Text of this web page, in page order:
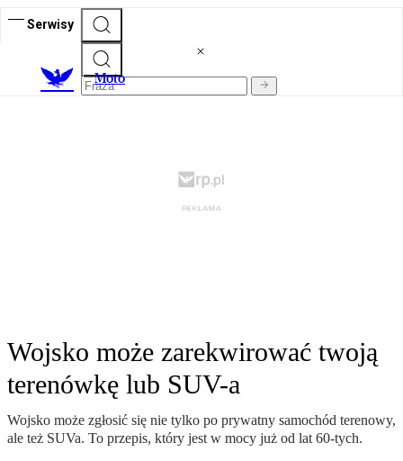
Serwisy
Moto
Wojsko może zarekwirować twoją
terenówkę lub SUV-a
Wojsko może zgłosić się nie tylko po prywatny samochód terenowy,
ale też SUVa. To przepis, który jest w mocy już od lat 60-tych.